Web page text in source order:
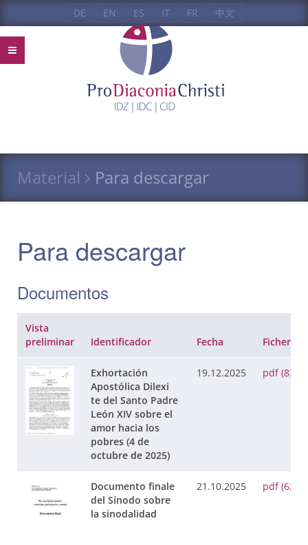
DE EN ES IT FR 中文
Material Para descargar
Para descargar
Documentos
Vista
preliminar
Identificador Fecha Ficheros
Exhortación
Apostólica Dilexi
te del Santo Padre
León XIV sobre el
amor hacia los
pobres (4 de
octubre de 2025)
19.12.2025 pdf (830
Documento finale
del Sínodo sobre
la sinodalidad
21.10.2025 pdf (629